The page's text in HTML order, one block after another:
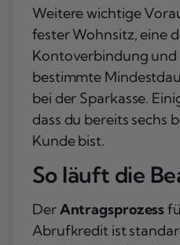
Weitere wichtige
fester Wohnsitz, eine
Kontoverbindung und
bestimmte
bei der Sparkasse.
dass du bereits sechs
Kunde bist.
So läuft die
DerAntragsprozess
Abrufkredit ist